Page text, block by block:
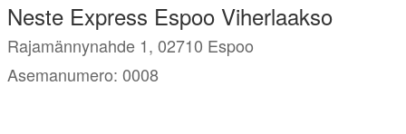
Neste Express Espoo Viherlaakso
Rajamännynahde 1, 02710 Espoo
Asemanumero: 0008